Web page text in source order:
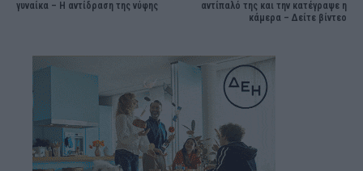
γυναίκα – Η αντίδραση της νύφης
αντίπαλό της και την κατέγραψε η
κάμερα – Δείτε βίντεο